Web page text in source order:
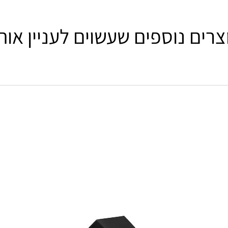
נוספים שעשוים לעניין